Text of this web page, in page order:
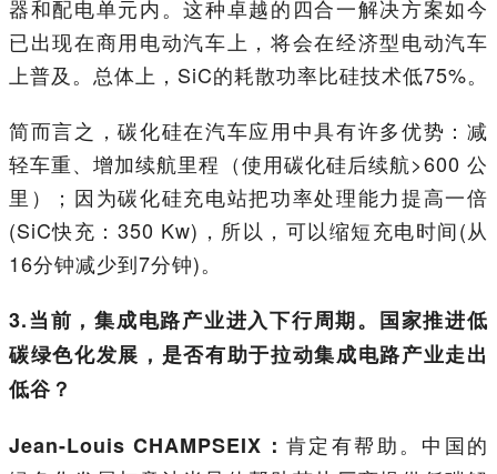
器和配电单元内。这种卓越的四合一解决方案如今
已出现在商用电动汽车上，将会在经济型电动汽车
上普及。总体上，SiC的耗散功率比硅技术低75%。
简而言之，碳化硅在汽车应用中具有许多优势：减
轻车重、增加续航里程（使用碳化硅后续航>600 公
里）；因为碳化硅充电站把功率处理能力提高一倍
(SiC快充：350 Kw)，所以，可以缩短充电时间(从
16分钟减少到7分钟)。
3.当前，集成电路产业进入下行周期。国家推进低
碳绿色化发展，是否有助于拉动集成电路产业走出
低谷？
Jean-Louis CHAMPSEIX：肯定有帮助。中国的